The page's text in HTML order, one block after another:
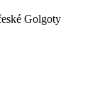
Golgoty